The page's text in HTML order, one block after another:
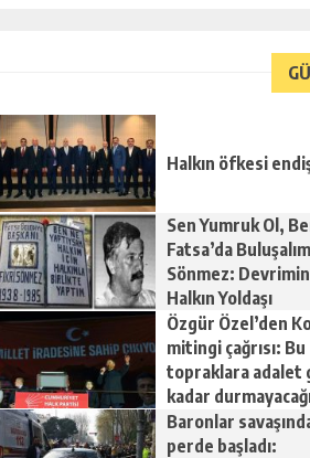
Halkın öfkesi
Sen Yumruk Ol,
Fatsa’da
Sönmez:
Halkın Yoldaşı
Özgür Özel’den
mitingi çağrısı: Bu
topraklara adalet
kadar
Baronlar
perde başladı: